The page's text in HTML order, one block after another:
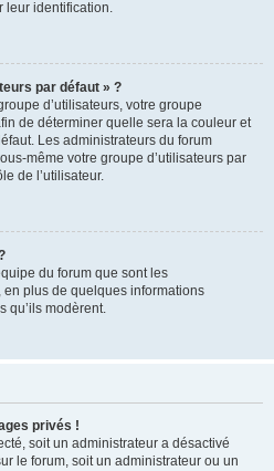
leur identification.
par défaut » ?
d’utilisateurs, votre groupe
de déterminer quelle sera la couleur et
Les administrateurs du forum
même votre groupe d’utilisateurs par
de l’utilisateur.
du forum que sont les
plus de quelques informations
qu’ils modèrent.
privés !
soit un administrateur a désactivé
le forum, soit un administrateur ou un